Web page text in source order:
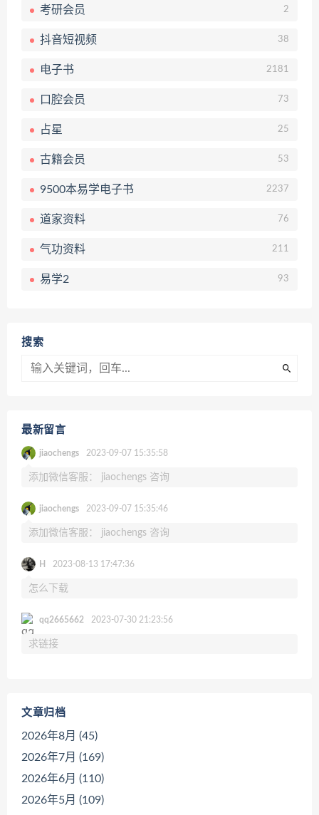
考研会员 2
抖音短视频 38
电子书 2181
口腔会员 73
占星 25
古籍会员 53
9500本易学电子书 2237
道家资料 76
气功资料 211
易学2 93
搜索
最新留言
jiaochengs 2023-09-07 15:35:58
添加微信客服： jiaochengs 咨询
jiaochengs 2023-09-07 15:35:46
添加微信客服： jiaochengs 咨询
H 2023-08-13 17:47:36
怎么下载
qq2665662 2023-07-30 21:23:56
求链接
文章归档
2026年8月 (45)
2026年7月 (169)
2026年6月 (110)
2026年5月 (109)